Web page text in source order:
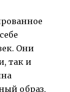
Они
так и
образ,